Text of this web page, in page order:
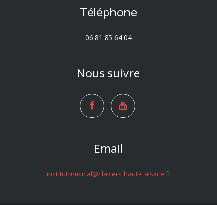
Téléphone
06 81 85 64 04
Nous suivre
Email
institutmusical@claviers-haute-alsace.fr